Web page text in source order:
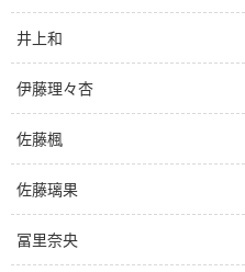
井上和
伊藤理々杏
佐藤楓
佐藤璃果
冨里奈央